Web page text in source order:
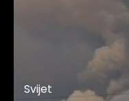
Svijet